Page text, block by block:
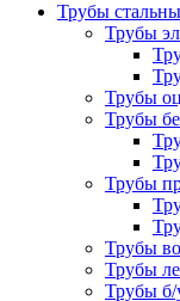
Трубы
Трубы
Трубы
Трубы
Трубы
Трубы
Трубы
Трубы б/